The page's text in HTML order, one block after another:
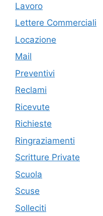
Lavoro
Lettere Commerciali
Locazione
Mail
Preventivi
Reclami
Ricevute
Richieste
Ringraziamenti
Scritture Private
Scuola
Scuse
Solleciti